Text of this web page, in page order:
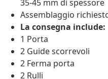
35-45 mm di spessore
Assemblaggio
La consegna include:
1 Porta
2 Guide scorrevoli
2 Ferma porta
2 Rulli